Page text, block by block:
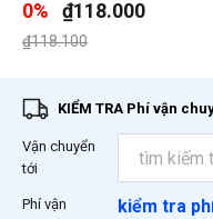
0%
₫118.000
Giá giảm xuống từ
₫118.100đến
KIỂM TRA Phí vận
Vận chuyển
tới
Phí vận
kiểm tra